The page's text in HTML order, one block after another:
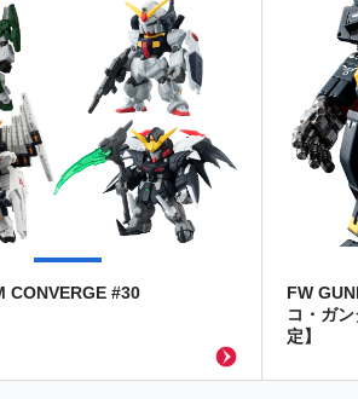
CONVERGE #30
FW
コ・ガ
定】